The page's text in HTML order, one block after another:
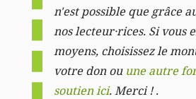
n'est possible que grâce
nos lecteur·rices. Si vous
moyens, choisissez le
votre don ou une autre
soutien ici. Merci ! .